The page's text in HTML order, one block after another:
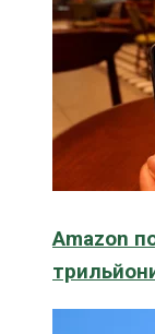
Amazon
трильйони